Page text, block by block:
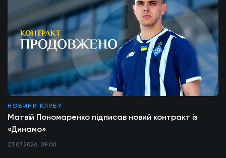
НОВИНИ КЛУБУ
Матвій Пономаренко підписав новий контракт із
«Динамо»
23.07.2026, 09:00